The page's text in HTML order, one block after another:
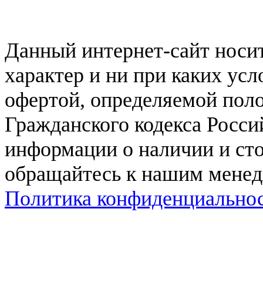
Данный интернет-сайт
характер и ни при каких
офертой, определяемой
Гражданского кодекса
информации о наличии и
обращайтесь к нашим
Политика